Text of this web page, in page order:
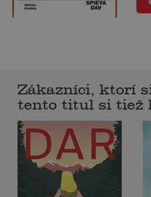
Zákazníci, ktorí
tento titul si tiež